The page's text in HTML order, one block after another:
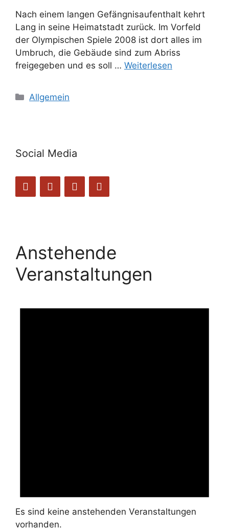
Nach einem langen Gefängnisaufenthalt kehrt
Lang in seine Heimatstadt zurück. Im Vorfeld
der Olympischen Spiele 2008 ist dort alles im
Umbruch, die Gebäude sind zum Abriss
freigegeben und es soll … Weiterlesen
Kategorien
Allgemein
Social Media
Anstehende
Veranstaltungen
Es sind keine anstehenden Veranstaltungen
vorhanden.